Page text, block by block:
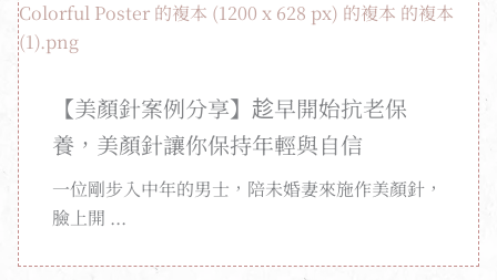
【美顏針案例分享】趁早開始抗老保
養，美顏針讓你保持年輕與自信
一位剛步入中年的男士，陪未婚妻來施作美顏針，
臉上開 ...